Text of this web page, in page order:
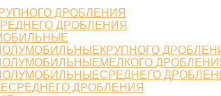
ДРОБЛЕНИЯ
ДРОБЛЕНИЯ
ДРОБЛЕНИЯ